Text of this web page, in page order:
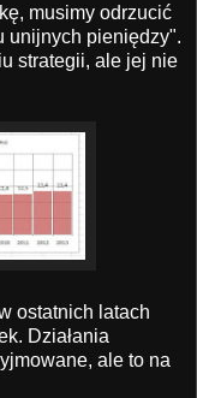
musimy odrzucić
unijnych pieniędzy".
strategii, ale jej nie
ostatnich latach
Działania
ale to na